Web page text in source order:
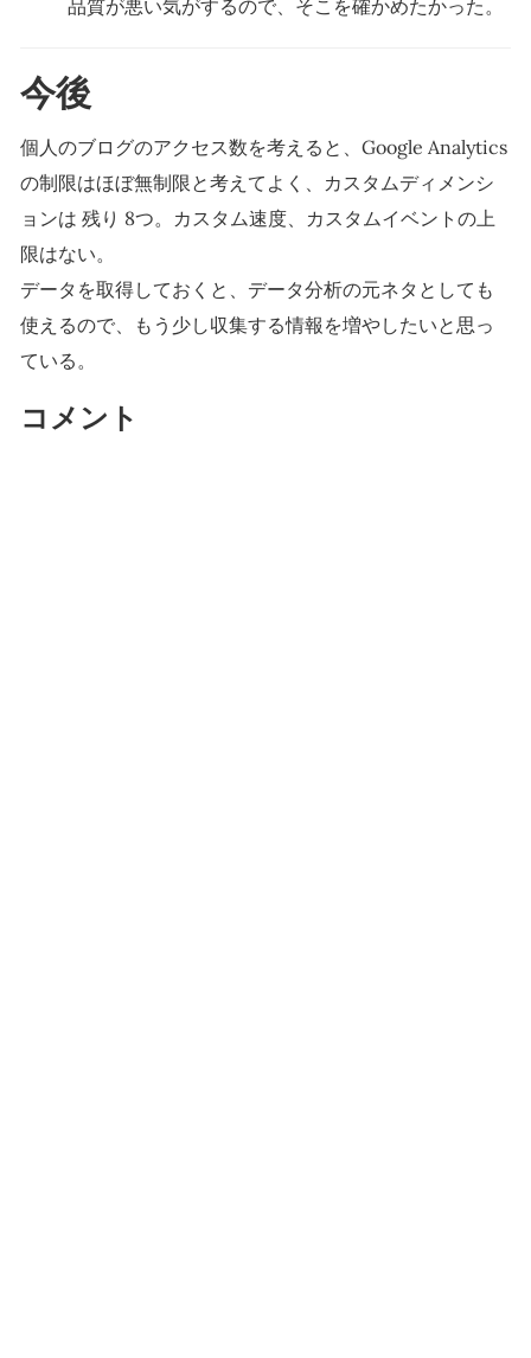
品質が悪い気がするので、そこを確かめたかった。
今後
個人のブログのアクセス数を考えると、Google Analytics
の制限はほぼ無制限と考えてよく、カスタムディメンシ
ョンは 残り 8つ。カスタム速度、カスタムイベントの上
限はない。
データを取得しておくと、データ分析の元ネタとしても
使えるので、もう少し収集する情報を増やしたいと思っ
ている。
コメント